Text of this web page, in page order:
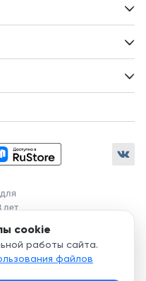
cookie
работы сайта.
файлов
лет